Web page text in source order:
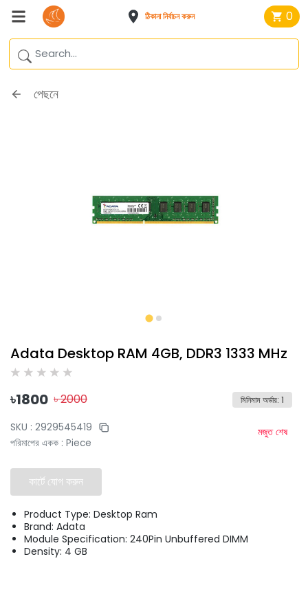
ঠিকানা নির্বাচন করুন 0
পেছনে
Adata Desktop RAM 4GB, DDR3 1333 MHz
৳1800 ৳2000 মিনিমাম অর্ডার: 1
SKU : 2929545419
পরিমাপের একক : Piece
মজুত শেষ
কার্টে যোগ করুন
Product Type: Desktop Ram
Brand: Adata
Module Specification: 240Pin Unbuffered DIMM
Density: 4 GB